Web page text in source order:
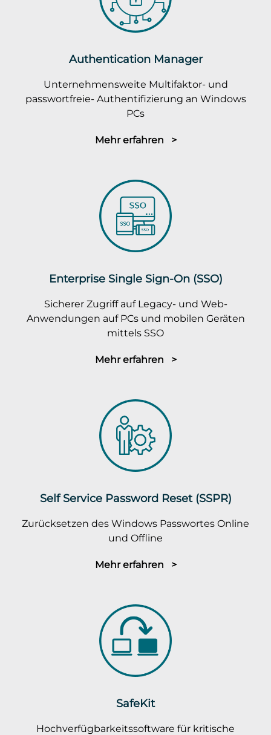
Authentication Manager
Unternehmensweite Multifaktor- und
passwortfreie- Authentifizierung an Windows
PCs
Mehr erfahren >
Enterprise Single Sign-On (SSO)
Sicherer Zugriff auf Legacy- und Web-
Anwendungen auf PCs und mobilen Geräten
mittels SSO
Mehr erfahren >
Self Service Password Reset (SSPR)
Zurücksetzen des Windows Passwortes Online
und Offline
Mehr erfahren >
SafeKit
Hochverfügbarkeitssoftware für kritische